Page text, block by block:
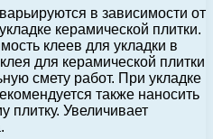
в зависимости от
керамической плитки.
клеев для укладки в
для керамической плитки
смету работ. При укладке
также наносить
плитку. Увеличивает